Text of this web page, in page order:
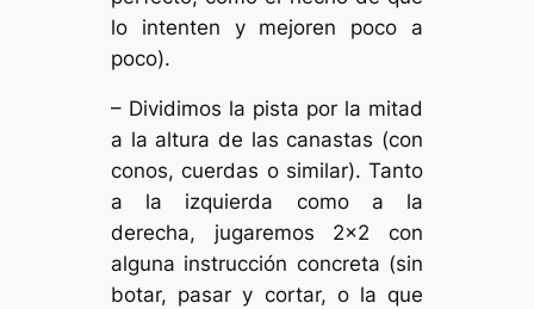
lo intenten y mejoren poco a
poco).
– Dividimos la pista por la mitad
a la altura de las canastas (con
conos, cuerdas o similar). Tanto
a la izquierda como a la
derecha, jugaremos 2×2 con
alguna instrucción concreta (sin
botar, pasar y cortar, o la que